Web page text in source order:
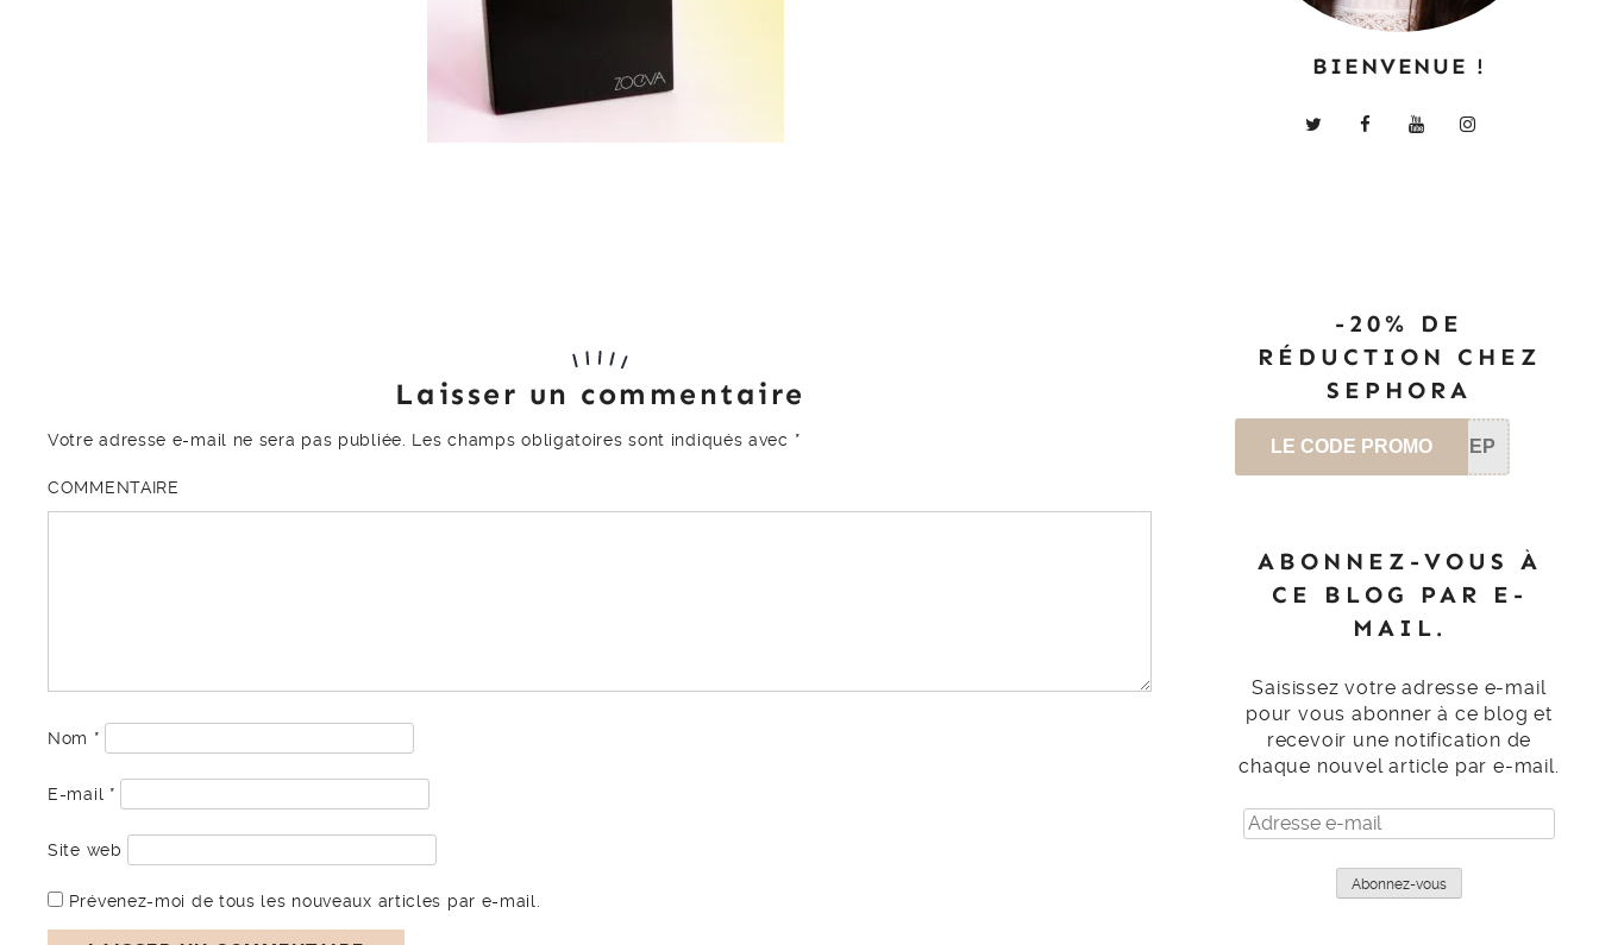
Laisser un commentaire
Votre adresse e-mail ne sera pas publiée. Les champs obligatoires sont indiqués avec *
COMMENTAIRE
Nom *
E-mail *
Site web
Prévenez-moi de tous les nouveaux articles par e-mail.
BIENVENUE !
-20% DE
RÉDUCTION CHEZ
SEPHORA
LE CODE PROMO SEP
ABONNEZ-VOUS À
CE BLOG PAR E-
MAIL.
Saisissez votre adresse e-mail
pour vous abonner à ce blog et
recevoir une notification de
chaque nouvel article par e-mail.
Adresse
e-
Abonnez-vous